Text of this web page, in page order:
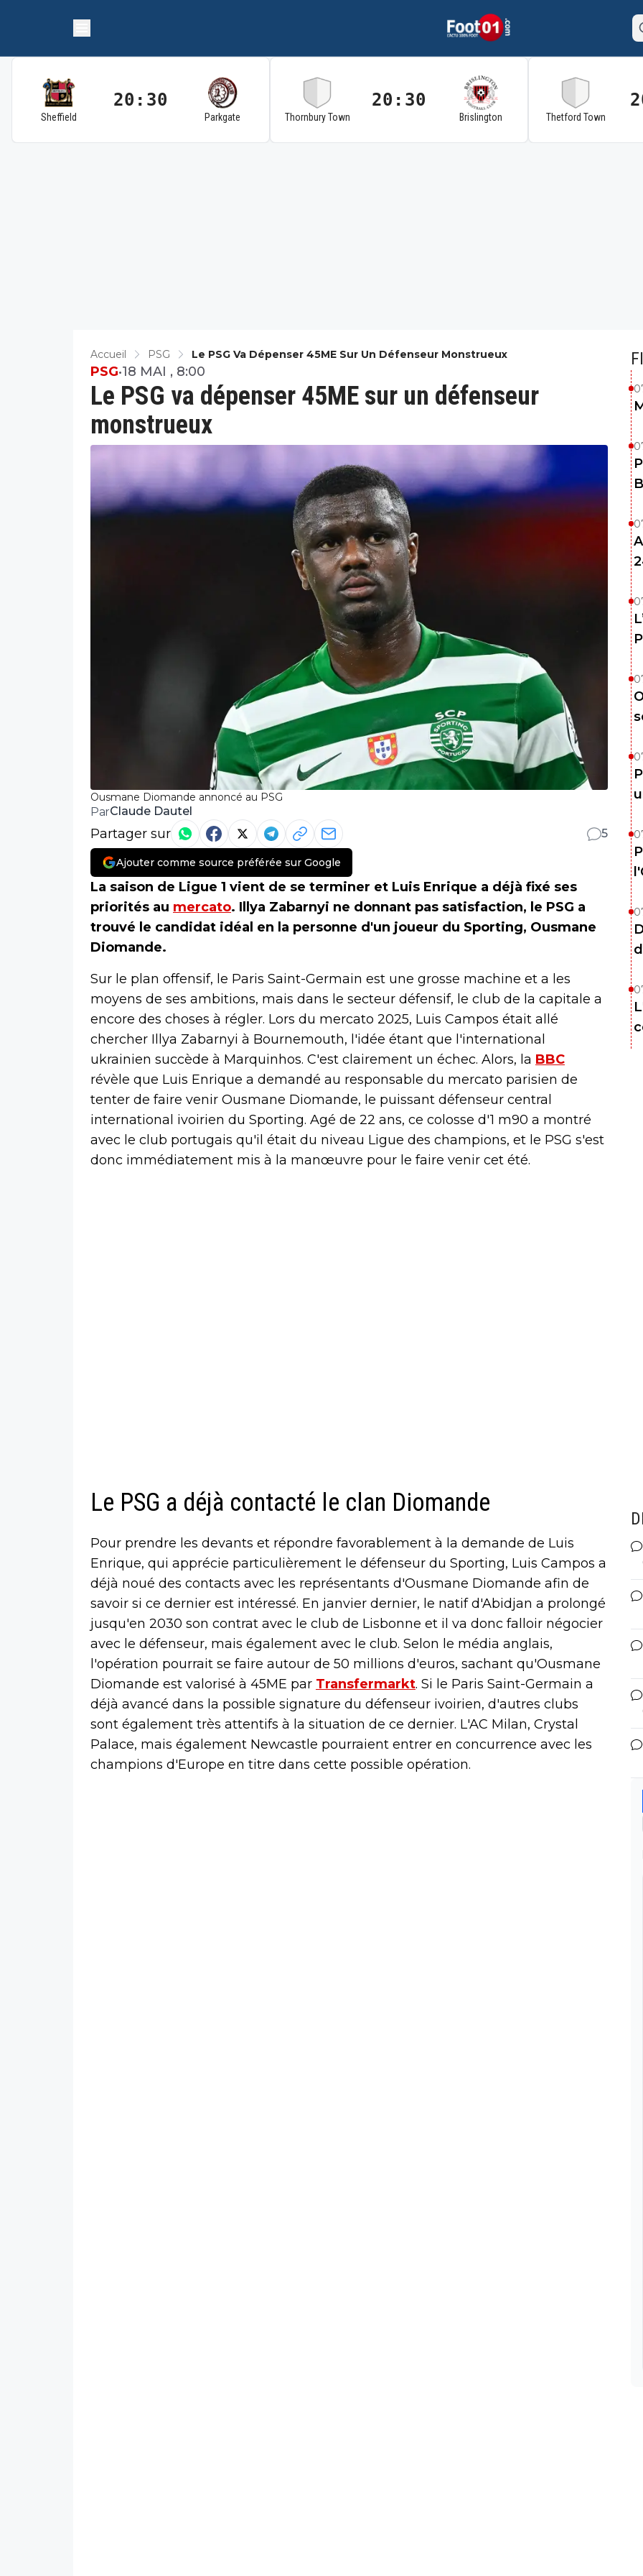
Sheffield
20:30
Parkgate Thornbury Town
20:30
Brislington Thetford Town
Accueil PSG Le PSG Va Dépenser 45ME Sur Un Défenseur Monstrueux
Ousmane Diomande annoncé au PSG
Le PSG va dépenser 45ME sur un défenseur
monstrueux
PSG•18 MAI , 8:00
ParClaude Dautel
Partager sur 5
Ajouter comme source préférée sur Google
La saison de Ligue 1 vient de se terminer et Luis Enrique a déjà fixé ses
priorités au mercato. Illya Zabarnyi ne donnant pas satisfaction, le PSG a
trouvé le candidat idéal en la personne d'un joueur du Sporting, Ousmane
Diomande.
Sur le plan offensif, le Paris Saint-Germain est une grosse machine et a les
moyens de ses ambitions, mais dans le secteur défensif, le club de la capitale a
encore des choses à régler. Lors du mercato 2025, Luis Campos était allé
chercher Illya Zabarnyi à Bournemouth, l'idée étant que l'international
ukrainien succède à Marquinhos. C'est clairement un échec. Alors, la BBC
révèle que Luis Enrique a demandé au responsable du mercato parisien de
tenter de faire venir Ousmane Diomande, le puissant défenseur central
international ivoirien du Sporting. Agé de 22 ans, ce colosse d'1 m90 a montré
avec le club portugais qu'il était du niveau Ligue des champions, et le PSG s'est
donc immédiatement mis à la manœuvre pour le faire venir cet été.
Le PSG a déjà contacté le clan Diomande
Pour prendre les devants et répondre favorablement à la demande de Luis
Enrique, qui apprécie particulièrement le défenseur du Sporting, Luis Campos a
déjà noué des contacts avec les représentants d'Ousmane Diomande afin de
savoir si ce dernier est intéressé. En janvier dernier, le natif d'Abidjan a prolongé
jusqu'en 2030 son contrat avec le club de Lisbonne et il va donc falloir négocier
avec le défenseur, mais également avec le club. Selon le média anglais,
l'opération pourrait se faire autour de 50 millions d'euros, sachant qu'Ousmane
Diomande est valorisé à 45ME par Transfermarkt. Si le Paris Saint-Germain a
déjà avancé dans la possible signature du défenseur ivoirien, d'autres clubs
sont également très attentifs à la situation de ce dernier. L'AC Milan, Crystal
Palace, mais également Newcastle pourraient entrer en concurrence avec les
champions d'Europe en titre dans cette possible opération.